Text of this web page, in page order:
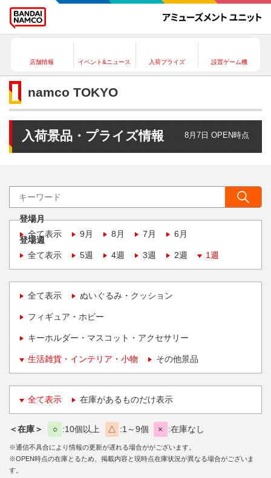
店舗情報 イベント&ニュース 入荷プライズ 設置ゲーム機
namco TOKYO
入荷景品・プライズ情報 8月7日 OPEN時点
登場月
全て表示
9月 8月 7月 6月
登場週
全て表示
5週 4週 3週 2週 1週
全て表示 ぬいぐるみ・クッション
フィギュア・ホビー
キーホルダー・マスコット・アクセサリー
生活雑貨・インテリア・小物 その他景品
全て表示 在庫があるものだけ表示
＜在庫＞ ○ 10個以上 △ 1～9個 × 在庫なし
※通信不具合により情報の更新が遅れる場合ががございます。
※OPEN時点の在庫とるため、掲載内容と現時点在庫状況が異なる場合がございま
す。